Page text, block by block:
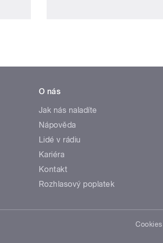
O nás
Jak nás naladíte
Nápověda
Lidé v rádiu
Kariéra
Kontakt
Rozhlasový poplatek
Cookies